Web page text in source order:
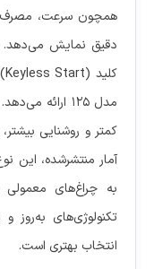
همچون سرعت، مصرف
کمتر و روشنایی
به چراغ‌های معمولی
انتخاب بهتری است.